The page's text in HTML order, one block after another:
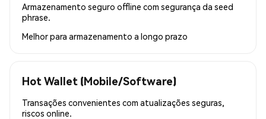
Armazenamento seguro offline com segurança da seed
phrase.
Melhor para armazenamento a longo prazo
Hot Wallet (Mobile/Software)
Transações convenientes com atualizações seguras,
riscos online.